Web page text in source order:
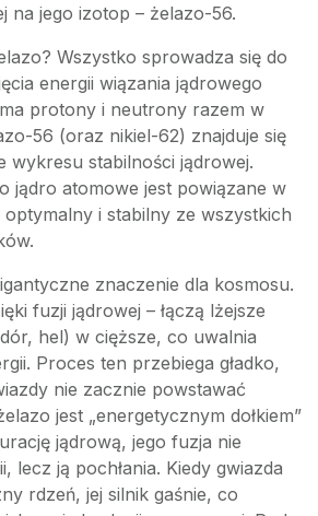
na jego izotop – żelazo-56.
Wszystko sprowadza się do
energii wiązania jądrowego
protony i neutrony razem w
56 (oraz nikiel-62) znajduje się
wykresu stabilności jądrowej.
jądro atomowe jest powiązane w
i stabilny ze wszystkich
znaczenie dla kosmosu.
fuzji jądrowej – łączą lżejsze
hel) w cięższe, co uwalnia
Proces ten przebiega gładko,
nie zacznie powstawać
jest „energetycznym dołkiem”
jądrową, jego fuzja nie
lecz ją pochłania. Kiedy gwiazda
rdzeń, jej silnik gaśnie, co